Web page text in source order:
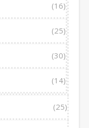
(16)
(25)
(30)
(14)
(25)